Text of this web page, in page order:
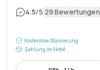
4.5/5|29 Bewertungen
Kostenlose Stornierung
Zahlung im Hotel